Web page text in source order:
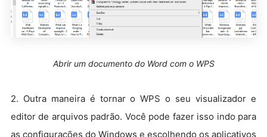
Abrir um documento do Word com o WPS
2. Outra maneira é tornar o WPS o seu visualizador e
editor de arquivos padrão. Você pode fazer isso indo para
as configurações do Windows e escolhendo os aplicativos